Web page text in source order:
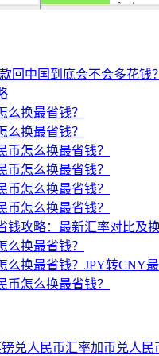
回中国到底会不会多花钱？
么换最省钱？
么换最省钱？
币怎么换最省钱？
币怎么换最省钱？
币怎么换最省钱？
币怎么换最省钱？
钱攻略：最新汇率对比及
么换最省钱？
么换最省钱？JPY转CNY
币怎么换最省钱？
镑兑人民币汇率加币兑人民